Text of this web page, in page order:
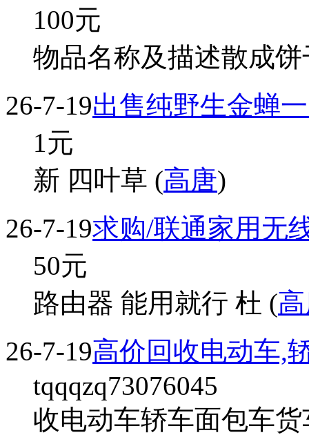
100元
物品名称及描述散成
26-7-19出售纯野生金蝉
1元
新 四叶草 (高唐)
26-7-19求购/联通家用无
50元
路由器 能用就行 杜 (
26-7-19高价回收电动车,
tqqqzq73076045
收电动车轿车面包车货